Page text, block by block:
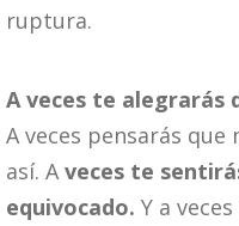
ruptura.
A veces te alegrarás
A veces pensarás
así. A veces te
equivocado. Y a